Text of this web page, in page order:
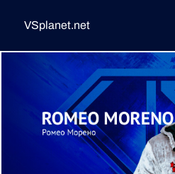
VSplanet.net